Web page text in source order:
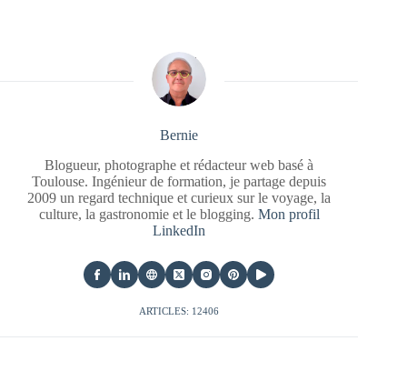
Bernie
Blogueur, photographe et rédacteur web basé à
Toulouse. Ingénieur de formation, je partage depuis
2009 un regard technique et curieux sur le voyage, la
culture, la gastronomie et le blogging. Mon profil
LinkedIn
ARTICLES: 12406